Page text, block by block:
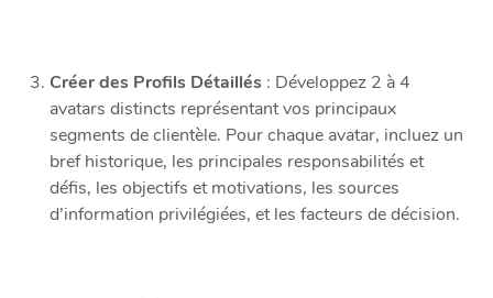
Créer des Profils Détaillés : Développez 2 à 4
avatars distincts représentant vos principaux
segments de clientèle. Pour chaque avatar, incluez un
bref historique, les principales responsabilités et
défis, les objectifs et motivations, les sources
d’information privilégiées, et les facteurs de décision.